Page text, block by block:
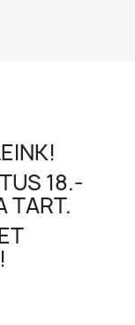
18.-
TART.